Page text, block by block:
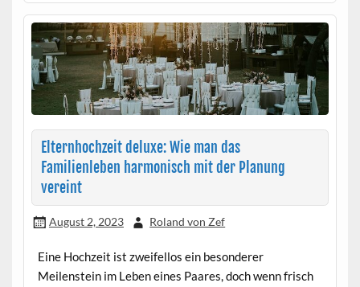
Elternhochzeit deluxe: Wie man das
Familienleben harmonisch mit der Planung
vereint
August 2, 2023 Roland von Zef
Eine Hochzeit ist zweifellos ein besonderer
Meilenstein im Leben eines Paares, doch wenn frisch